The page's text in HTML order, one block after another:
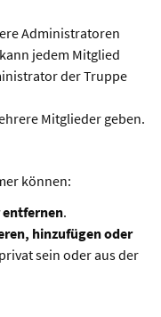
Administratoren
jedem Mitglied
der Truppe
Mitglieder geben.
können:
entfernen.
hinzufügen oder
sein oder aus der